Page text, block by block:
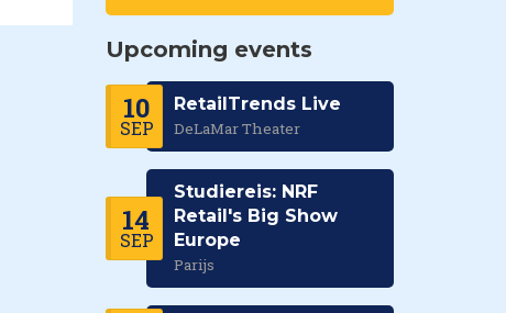
Upcoming events
10
SEP
RetailTrends Live
DeLaMar Theater
14
SEP
Studiereis: NRF
Retail's Big Show
Europe
Parijs